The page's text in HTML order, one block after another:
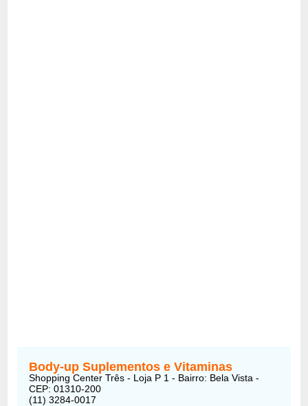
Body-up Suplementos e Vitaminas
Shopping Center Três - Loja P 1 - Bairro: Bela Vista -
CEP: 01310-200
(11) 3284-0017